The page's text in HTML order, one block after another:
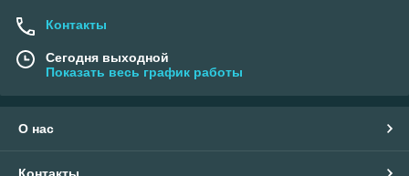
Контакты
Сегодня выходной
Показать весь график работы
О нас
Контакты